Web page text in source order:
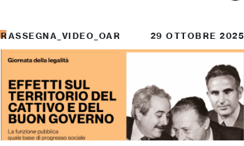
RASSEGNA_VIDEO_OAR 29 OTTOBRE 2025